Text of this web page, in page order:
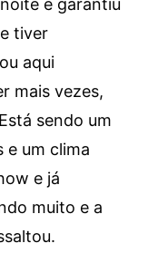
e garantiu
tiver
aqui
mais vezes,
sendo um
e um clima
e já
muito e a